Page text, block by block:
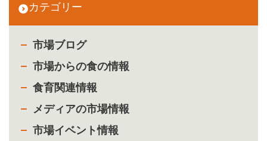
カテゴリー
市場ブログ
市場からの食の情報
食育関連情報
メディアの市場情報
市場イベント情報